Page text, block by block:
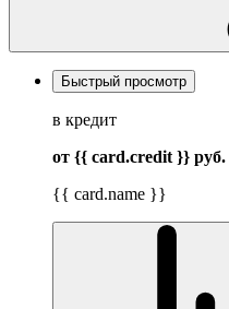
Быстрый просмотр
в кредит
от {{ card.credit }} руб.
{{ card.name }}